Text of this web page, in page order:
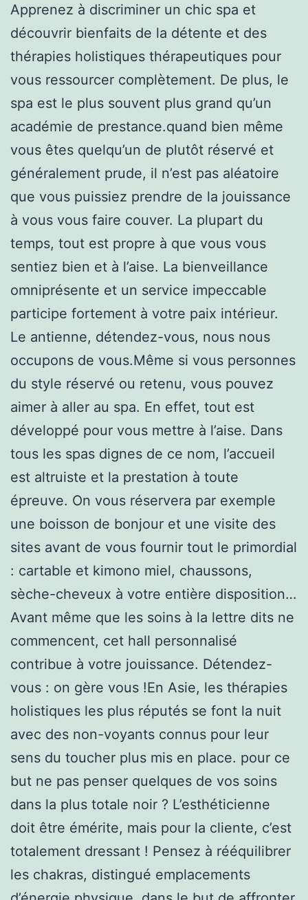
Apprenez à discriminer un chic spa et
découvrir bienfaits de la détente et des
thérapies holistiques thérapeutiques pour
vous ressourcer complètement. De plus, le
spa est le plus souvent plus grand qu’un
académie de prestance.quand bien même
vous êtes quelqu’un de plutôt réservé et
généralement prude, il n’est pas aléatoire
que vous puissiez prendre de la jouissance
à vous vous faire couver. La plupart du
temps, tout est propre à que vous vous
sentiez bien et à l’aise. La bienveillance
omniprésente et un service impeccable
participe fortement à votre paix intérieur.
Le antienne, détendez-vous, nous nous
occupons de vous.Même si vous personnes
du style réservé ou retenu, vous pouvez
aimer à aller au spa. En effet, tout est
développé pour vous mettre à l’aise. Dans
tous les spas dignes de ce nom, l’accueil
est altruiste et la prestation à toute
épreuve. On vous réservera par exemple
une boisson de bonjour et une visite des
sites avant de vous fournir tout le primordial
: cartable et kimono miel, chaussons,
sèche-cheveux à votre entière disposition…
Avant même que les soins à la lettre dits ne
commencent, cet hall personnalisé
contribue à votre jouissance. Détendez-
vous : on gère vous !En Asie, les thérapies
holistiques les plus réputés se font la nuit
avec des non-voyants connus pour leur
sens du toucher plus mis en place. pour ce
but ne pas penser quelques de vos soins
dans la plus totale noir ? L’esthéticienne
doit être émérite, mais pour la cliente, c’est
totalement dressant ! Pensez à rééquilibrer
les chakras, distingué emplacements